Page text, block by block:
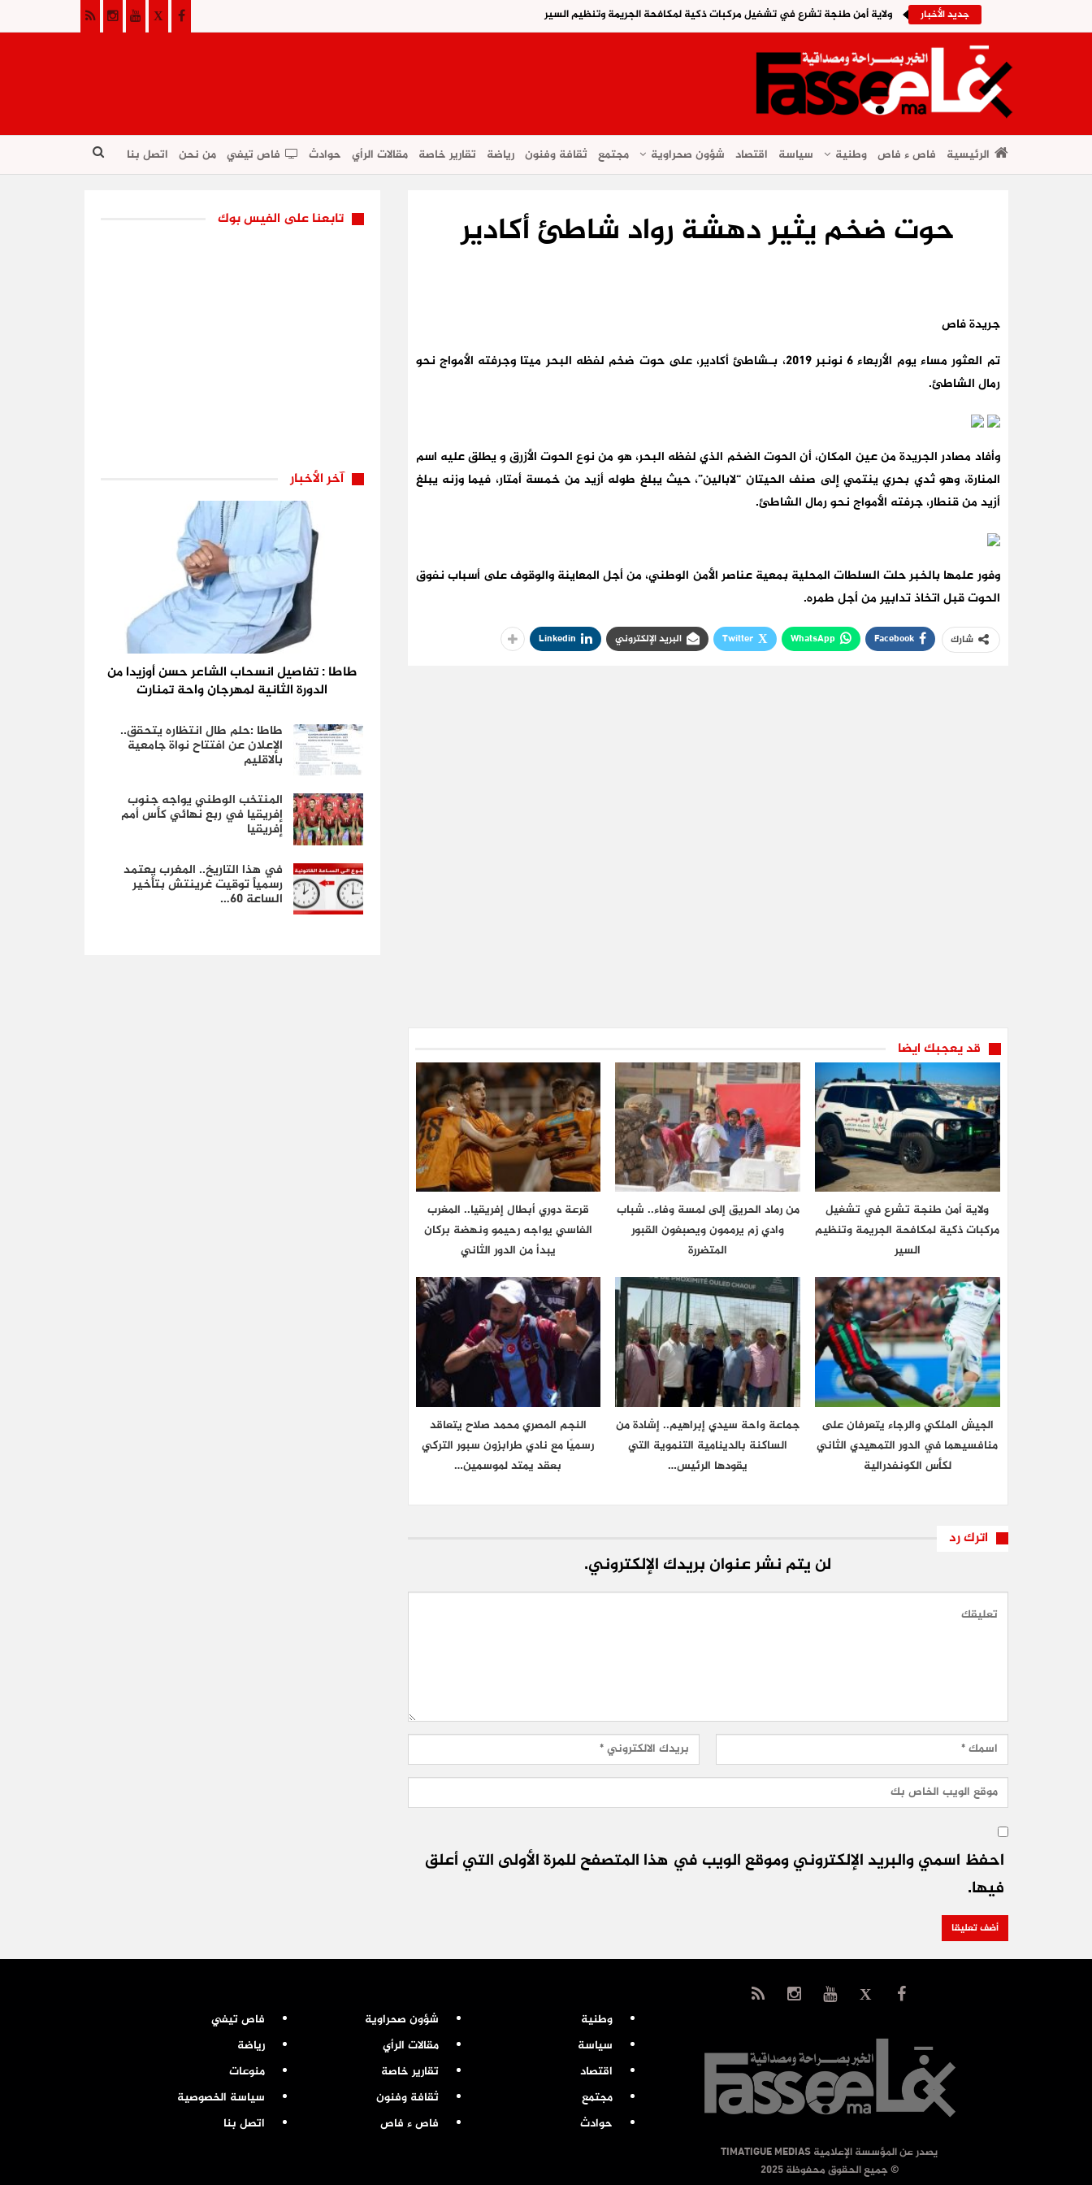
جديد الأخبار ولاية أمن طنجة تشرع في تشغيل مركبات ذكية لمكافحة الجريمة وتنظيم السير
الرئيسية فاص ء فاص وطنية سياسة اقتصاد شؤون صحراوية مجتمع ثقافة وفنون رياضة تقارير خاصة مقالات الرأي حوادث فاص تيفي من نحن اتصل بنا
حوت ضخم يثير دهشة رواد شاطئ أكادير
جريدة فاص
تم العثور مساء يوم الأربعاء 6 نونبر 2019، بـشاطئ أكادير، على حوت ضخم لفظه البحر ميتا وجرفته الأمواج نحو
رمال الشاطئ.
وأفاد مصادر الجريدة من عين المكان، أن الحوت الضخم الذي لفظه البحر، هو من نوع الحوت الأزرق و يطلق عليه اسم
المنارة، وهو ثدي بحري ينتمي إلى صنف الحيتان “لابالين”، حيث يبلغ طوله أزيد من خمسة أمتار، فيما وزنه يبلغ
أزيد من قنطار، جرفته الأمواج نحو رمال الشاطئ.
وفور علمها بالخبر حلت السلطات المحلية بمعية عناصر الأمن الوطني، من أجل المعاينة والوقوف على أسباب نفوق
الحوت قبل اتخاذ تدابير من أجل طمره.
شارك Facebook
WhatsApp
Twitter البريد الإلكتروني Linkedin
قد يعجبك ايضا
ولاية أمن طنجة تشرع في تشغيل
مركبات ذكية لمكافحة الجريمة وتنظيم
السير
من رماد الحريق إلى لمسة وفاء.. شباب
وادي زم يرممون ويصبغون القبور
المتضررة
قرعة دوري أبطال إفريقيا.. المغرب
الفاسي يواجه رحيمو ونهضة بركان
يبدأ من الدور الثاني
الجيش الملكي والرجاء يتعرفان على
منافسيهما في الدور التمهيدي الثاني
لكأس الكونفدرالية
جماعة واحة سيدي إبراهيم.. إشادة من
الساكنة بالدينامية التنموية التي
يقودها الرئيس…
النجم المصري محمد صلاح يتعاقد
رسميًا مع نادي طرابزون سبور التركي
بعقد يمتد لموسمين…
اترك رد
لن يتم نشر عنوان بريدك الإلكتروني.
احفظ اسمي والبريد الإلكتروني وموقع الويب في هذا المتصفح للمرة الأولى التي أعلق
فيها.
تابعنا على الفيس بوك
آخر الأخبار
طاطا : تفاصيل انسحاب الشاعر حسن أوزيدا من
الدورة الثانية لمهرجان واحة تمنارت
طاطا :حلم طال انتظاره يتحقق..
الإعلان عن افتتاح نواة جامعية
بالاقليم
المنتخب الوطني يواجه جنوب
إفريقيا في ربع نهائي كأس أمم
إفريقيا
في هذا التاريخ.. المغرب يعتمد
رسمياً توقيت غرينتش بتأخير
الساعة 60…
يصدر عن المؤسسة الإعلامية TIMATIGUE MEDIAS
© جميع الحقوق محفوظة 2025
وطنية
سياسة
اقتصاد
مجتمع
حوادث
شؤون صحراوية
مقالات الرأي
تقارير خاصة
ثقافة وفنون
فاص ء فاص
فاص تيفي
رياضة
منوعات
سياسة الخصوصية
اتصل بنا